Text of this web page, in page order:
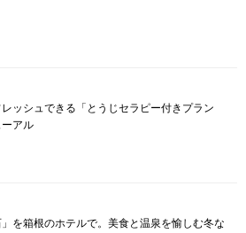
ッシュできる「とうじセラピー付きプラン
アル
」を箱根のホテルで。美食と温泉を愉しむ冬な